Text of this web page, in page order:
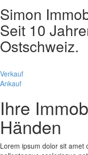
Simon
Seit 10
Ostschweiz.
Verkauf
Ankauf
Ihre
Händen
Lorem ipsum dolor sit amet